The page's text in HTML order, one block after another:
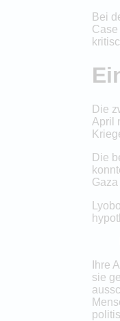
Bei
Die
April
Die
Ihre
sie